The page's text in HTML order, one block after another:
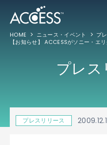
HOME ニュース・イベント
プ
プレス
プレスリリース